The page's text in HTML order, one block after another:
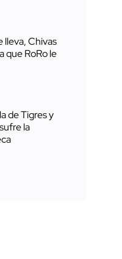
lleva, Chivas
que RoRo le
de Tigres y
la